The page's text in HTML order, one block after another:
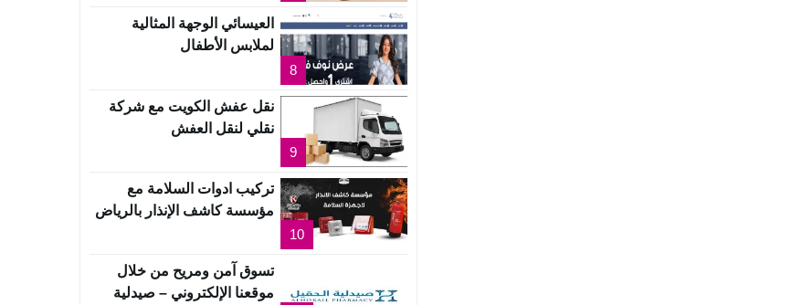
8
العيسائي الوجهة المثالية
لملابس الأطفال
9
نقل عفش الكويت مع شركة
نقلي لنقل العفش
10
تركيب ادوات السلامة مع
مؤسسة كاشف الإنذار بالرياض
تسوق آمن ومريح من خلال
موقعنا الإلكتروني – صيدلية